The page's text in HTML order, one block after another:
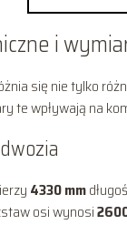
i
się nie tylko
te wpływają na
4330 mm
osi wynosi